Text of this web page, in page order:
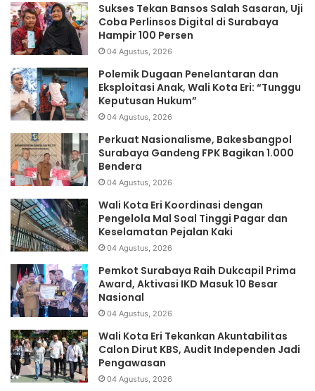
Sukses Tekan Bansos Salah Sasaran, Uji
Coba Perlinsos Digital di Surabaya
Hampir 100 Persen
04 Agustus, 2026
Polemik Dugaan Penelantaran dan
Eksploitasi Anak, Wali Kota Eri: “Tunggu
Keputusan Hukum”
04 Agustus, 2026
Perkuat Nasionalisme, Bakesbangpol
Surabaya Gandeng FPK Bagikan 1.000
Bendera
04 Agustus, 2026
Wali Kota Eri Koordinasi dengan
Pengelola Mal Soal Tinggi Pagar dan
Keselamatan Pejalan Kaki
04 Agustus, 2026
Pemkot Surabaya Raih Dukcapil Prima
Award, Aktivasi IKD Masuk 10 Besar
Nasional
04 Agustus, 2026
Wali Kota Eri Tekankan Akuntabilitas
Calon Dirut KBS, Audit Independen Jadi
Pengawasan
04 Agustus, 2026